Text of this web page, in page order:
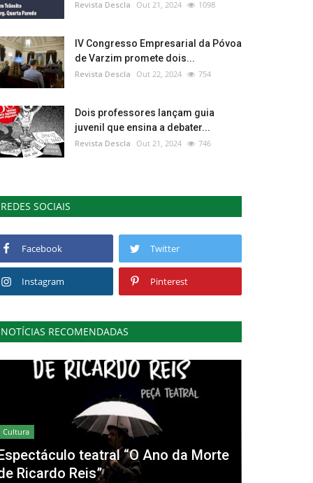
Revista Descla Out 21, 2024 1098
IV Congresso Empresarial da Póvoa
de Varzim promete dois...
Revista Descla Out 22, 2024 754
Dois professores lançam guia
juvenil que ensina a debater...
Revista Descla Out 21, 2024 746
REDES SOCIAIS
Facebook Twitter
Instagram Pinterest
NOTÍCIAS RECOMENDADAS
Cultura
teatral “O Ano da Morte
Ricardo Reis”